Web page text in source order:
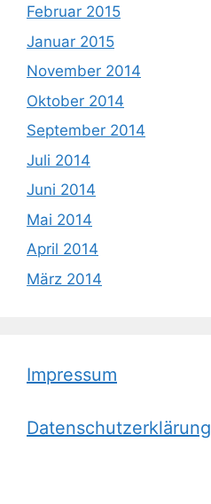
Februar 2015
Januar 2015
November 2014
Oktober 2014
September 2014
Juli 2014
Juni 2014
Mai 2014
April 2014
März 2014
Impressum
Datenschutzerklärung